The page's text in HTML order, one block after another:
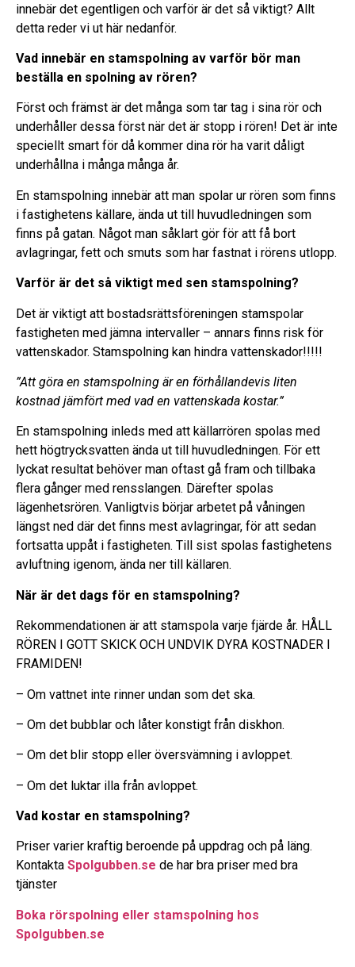
innebär det egentligen och varför är det så viktigt? Allt
detta reder vi ut här nedanför.
Vad innebär en stamspolning av varför bör man
beställa en spolning av rören?
Först och främst är det många som tar tag i sina rör och
underhåller dessa först när det är stopp i rören! Det är inte
speciellt smart för då kommer dina rör ha varit dåligt
underhållna i många många år.
En stamspolning innebär att man spolar ur rören som finns
i fastighetens källare, ända ut till huvudledningen som
finns på gatan. Något man såklart gör för att få bort
avlagringar, fett och smuts som har fastnat i rörens utlopp.
Varför är det så viktigt med sen stamspolning?
Det är viktigt att bostadsrättsföreningen stamspolar
fastigheten med jämna intervaller – annars finns risk för
vattenskador. Stamspolning kan hindra vattenskador!!!!!
”Att göra en stamspolning är en förhållandevis liten
kostnad jämfört med vad en vattenskada kostar.”
En stamspolning inleds med att källarrören spolas med
hett högtrycksvatten ända ut till huvudledningen. För ett
lyckat resultat behöver man oftast gå fram och tillbaka
flera gånger med rensslangen. Därefter spolas
lägenhetsrören. Vanligtvis börjar arbetet på våningen
längst ned där det finns mest avlagringar, för att sedan
fortsatta uppåt i fastigheten. Till sist spolas fastighetens
avluftning igenom, ända ner till källaren.
När är det dags för en stamspolning?
Rekommendationen är att stamspola varje fjärde år. HÅLL
RÖREN I GOTT SKICK OCH UNDVIK DYRA KOSTNADER I
FRAMIDEN!
– Om vattnet inte rinner undan som det ska.
– Om det bubblar och låter konstigt från diskhon.
– Om det blir stopp eller översvämning i avloppet.
– Om det luktar illa från avloppet.
Vad kostar en stamspolning?
Priser varier kraftig beroende på uppdrag och på läng.
Kontakta Spolgubben.se de har bra priser med bra
tjänster
Boka rörspolning eller stamspolning hos
Spolgubben.se